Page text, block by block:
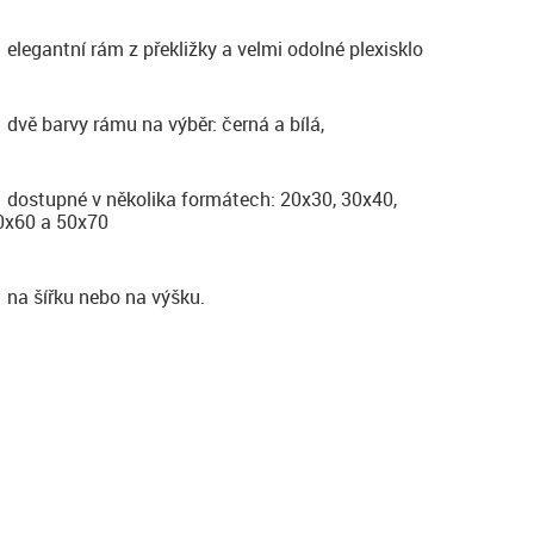
elegantní rám z překližky a velmi odolné plexisklo
dvě barvy rámu na výběr: černá a bílá,
dostupné v několika formátech: 20x30, 30x40,
a 50x70
na šířku nebo na výšku.